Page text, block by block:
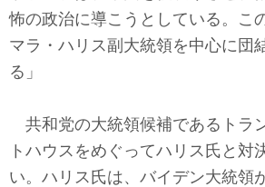
怖の政治に導こうとしている。こ
マラ・ハリス副大統領を中心に団
る」
共和党の大統領候補であるトラ
トハウスをめぐってハリス氏と対
い。ハリス氏は、バイデン大統領